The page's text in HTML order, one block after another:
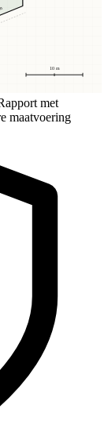
10 m
met
maatvoering